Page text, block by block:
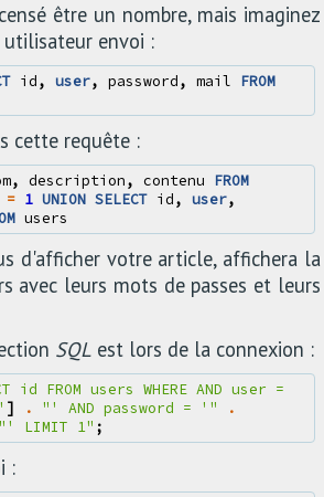
être un nombre, mais imaginez
envoi :
id, user, password, mail FROM
cette requête :
, description, contenu FROM
= 1 UNION SELECT id, user,
users
d'afficher votre article, affichera la
avec leurs mots de passes et leurs
SQL est lors de la connexion :
id FROM users WHERE AND user =
] . "' AND password = '"
.
"' LIMIT 1" ;
: